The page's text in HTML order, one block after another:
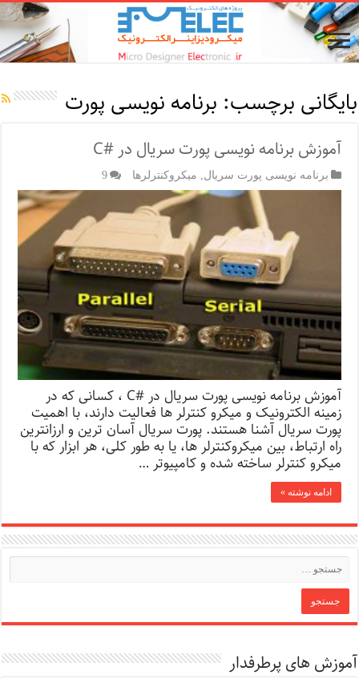
بایگانی برچسب: برنامه نویسی پورت
آموزش برنامه نویسی پورت سریال در #C
برنامه نویسی پورت سریال میکروکنترلرها 9
آموزش برنامه نویسی پورت سریال در #C ، کسانی که در
زمینه الکترونیک و میکرو کنترلر ها فعالیت دارند، با اهمیت
پورت سریال آشنا هستند. پورت سریال آسان ترین و ارزانترین
راه ارتباط، بین میکروکنترلر ها، یا به طور کلی، هر ابزار که با
میکرو کنترلر ساخته شده و کامپیوتر …
ادامه نوشته »
آموزش های پرطرفدار